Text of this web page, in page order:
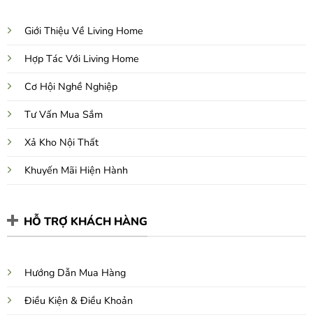
Giới Thiệu Về Living Home
Hợp Tác Với Living Home
Cơ Hội Nghề Nghiệp
Tư Vấn Mua Sắm
Xả Kho Nội Thất
Khuyến Mãi Hiện Hành
HỖ TRỢ KHÁCH HÀNG
Hướng Dẫn Mua Hàng
Điều Kiện & Điều Khoản